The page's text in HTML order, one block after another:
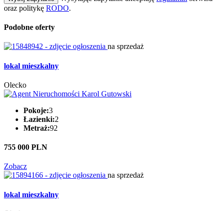
oraz politykę RODO.
Podobne oferty
na sprzedaż
lokal mieszkalny
Olecko
Pokoje:3
Łazienki:2
Metraż:92
755 000 PLN
Zobacz
na sprzedaż
lokal mieszkalny